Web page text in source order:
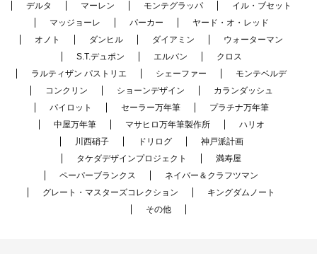
デルタ
マーレン モンテグラッパ
イル・ブセット
マッジョーレ
パーカー
ヤード・オ・レッド
オノト
ダンヒル ダイアミン
ウォーターマン
S.T.デュポン
エルバン
クロス
ラルティザン パストリエ
シェーファー
モンテベルデ
コンクリン
ショーンデザイン
カランダッシュ
パイロット
セーラー万年筆
プラチナ万年筆
中屋万年筆
マサヒロ万年筆製作所
ハリオ
川西硝子
ドリログ
神戸派計画
タケダデザインプロジェクト
満寿屋
ペーパーブランクス
ネイバー＆クラフツマン
グレート・マスターズコレクション
キングダムノート
その他